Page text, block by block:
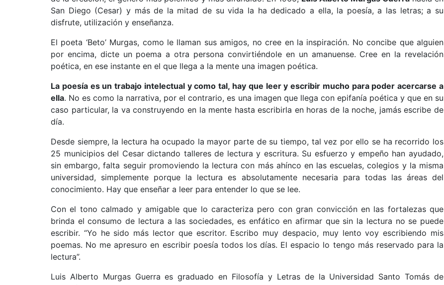
San Diego (Cesar) y más de la mitad de su vida la ha dedicado a ella, la poesía, a las letras; a su
disfrute, utilización y enseñanza.
El poeta ‘Beto’ Murgas, como le llaman sus amigos, no cree en la inspiración. No concibe que alguien
por encima, dicte un poema a otra persona convirtiéndole en un amanuense. Cree en la revelación
poética, en ese instante en el que llega a la mente una imagen poética.
La poesía es un trabajo intelectual y como tal, hay que leer y escribir mucho para poder acercarse a
ella. No es como la narrativa, por el contrario, es una imagen que llega con epifanía poética y que en su
caso particular, la va construyendo en la mente hasta escribirla en horas de la noche, jamás escribe de
día.
Desde siempre, la lectura ha ocupado la mayor parte de su tiempo, tal vez por ello se ha recorrido los
25 municipios del Cesar dictando talleres de lectura y escritura. Su esfuerzo y empeño han ayudado,
sin embargo, falta seguir promoviendo la lectura con más ahínco en las escuelas, colegios y la misma
universidad, simplemente porque la lectura es absolutamente necesaria para todas las áreas del
conocimiento. Hay que enseñar a leer para entender lo que se lee.
Con el tono calmado y amigable que lo caracteriza pero con gran convicción en las fortalezas que
brinda el consumo de lectura a las sociedades, es enfático en afirmar que sin la lectura no se puede
escribir. “Yo he sido más lector que escritor. Escribo muy despacio, muy lento voy escribiendo mis
poemas. No me apresuro en escribir poesía todos los días. El espacio lo tengo más reservado para la
lectura”.
Luis Alberto Murgas Guerra es graduado en Filosofía y Letras de la Universidad Santo Tomás de